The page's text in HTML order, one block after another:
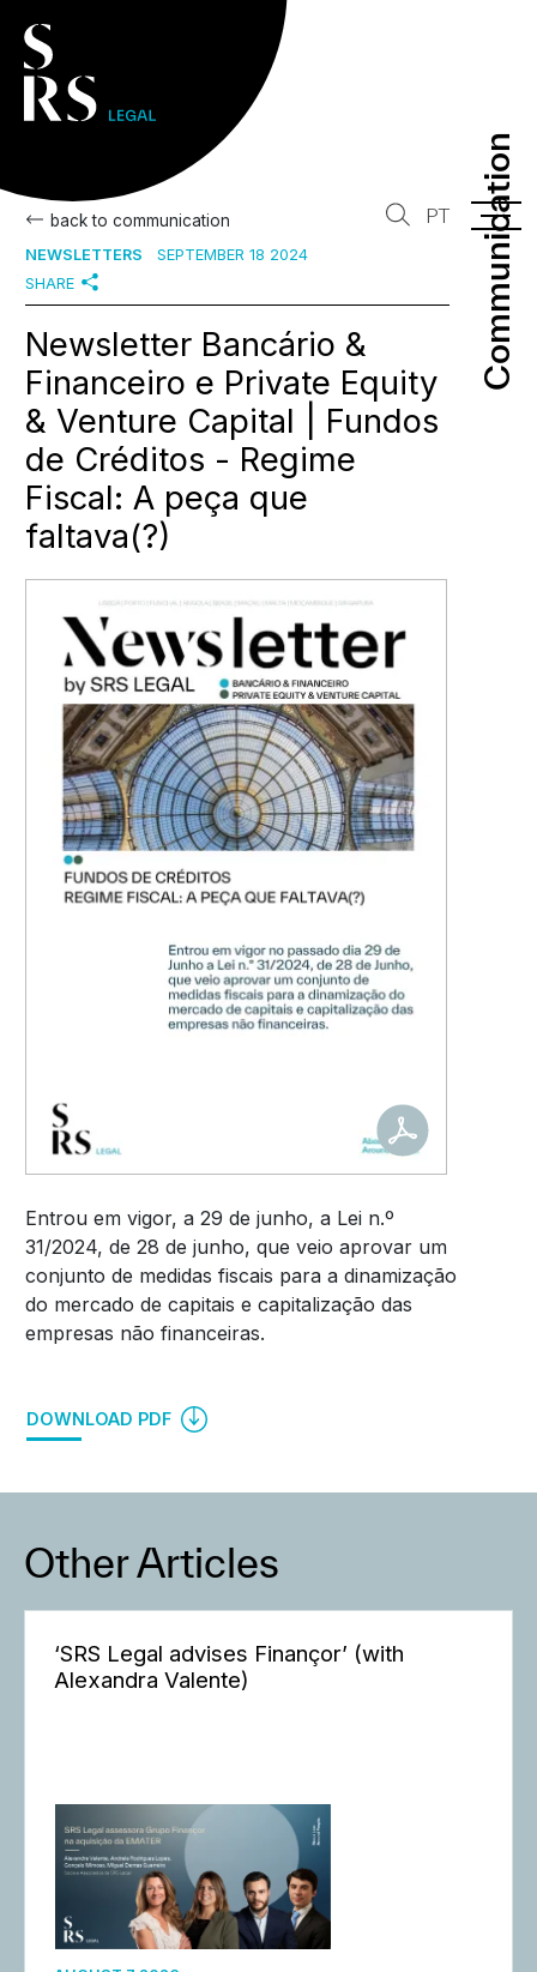
Communication
Communication
PT
back to communication
NEWSLETTERS
SEPTEMBER 18 2024
SHARE
Newsletter Bancário &
Financeiro e Private Equity
& Venture Capital | Fundos
de Créditos - Regime
Fiscal: A peça que
faltava(?)
Entrou em vigor, a 29 de junho, a Lei n.º
31/2024, de 28 de junho, que veio aprovar um
conjunto de medidas fiscais para a dinamização
do mercado de capitais e capitalização das
empresas não financeiras.
DOWNLOAD PDF
Other Articles
‘SRS Legal advises Finançor’ (with
Alexandra Valente)